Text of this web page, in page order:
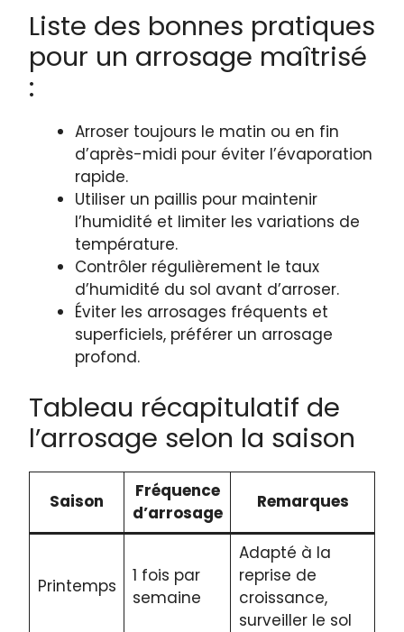
Liste des bonnes pratiques
pour un arrosage maîtrisé
:
Arroser toujours le matin ou en fin
d’après-midi pour éviter l’évaporation
rapide.
Utiliser un paillis pour maintenir
l’humidité et limiter les variations de
température.
Contrôler régulièrement le taux
d’humidité du sol avant d’arroser.
Éviter les arrosages fréquents et
superficiels, préférer un arrosage
profond.
Tableau récapitulatif de
l’arrosage selon la saison
Saison
Fréquence
d’arrosage
Remarques
Printemps
1 fois par
semaine
Adapté à la
reprise de
croissance,
surveiller le sol